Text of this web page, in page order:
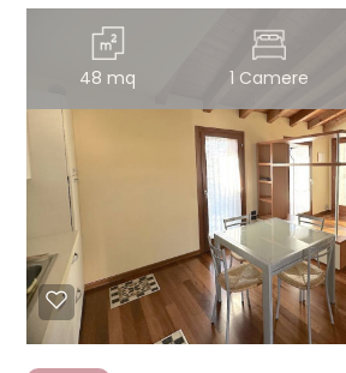
48 mq 1 Camere
mq
Locali
minimi
Qualsiasi